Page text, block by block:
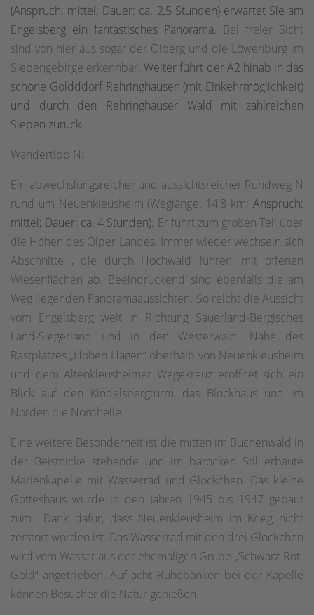
(Anspruch: mittel; Dauer: ca. 2,5 Stunden) erwartet Sie am
Engelsberg ein fantastisches Panorama. Bei freier Sicht
sind von hier aus sogar der Ölberg und die Löwenburg im
Siebengebirge erkennbar.Weiter führt der A2 hinab in das
schöne Goldddorf Rehringhausen (mit Einkehrmöglichkeit)
und durch den Rehringhauser Wald mit zahlreichen
Siepen zurück.
Wandertipp N:
Ein abwechslungsreicher und aussichtsreicher Rundweg N
rund um Neuenkleusheim (Weglänge: 14,8 km; Anspruch:
mittel; Dauer: ca. 4 Stunden). Er führt zum großen Teil über
die Höhen des Olper Landes. Immer wieder wechseln sich
Abschnitte , die durch Hochwald führen, mit offenen
Wiesenflächen ab. Beeindruckend sind ebenfalls die am
Weg liegenden Panoramaaussichten. So reicht die Aussicht
vom Engelsberg weit in Richtung Sauerland-Bergisches
Land-Siegerland und in den Westerwald. Nahe des
Rastplatzes „Hohen Hagen“ oberhalb von Neuenkleusheim
und dem Altenkleusheimer Wegekreuz eröffnet sich ein
Blick auf den Kindelsbergturm, das Blockhaus und im
Norden die Nordhelle.
Eine weitere Besonderheit ist die mitten im Buchenwald in
der Beismicke stehende und im barocken Stil erbaute
Marienkapelle mit Wasserrad und Glöckchen. Das kleine
Gotteshaus wurde in den Jahren 1945 bis 1947 gebaut
zum
Dank dafür, dass Neuenkleusheim im Krieg nicht
zerstört worden ist. Das Wasserrad mit den drei Glöckchen
wird vom Wasser aus der ehemaligen Grube „Schwarz-Rot-
Gold“ angetrieben. Auf acht Ruhebänken bei der Kapelle
können Besucher die Natur genießen.